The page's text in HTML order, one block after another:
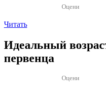
Оцени
Читать
Идеальный
первенца
Оцени